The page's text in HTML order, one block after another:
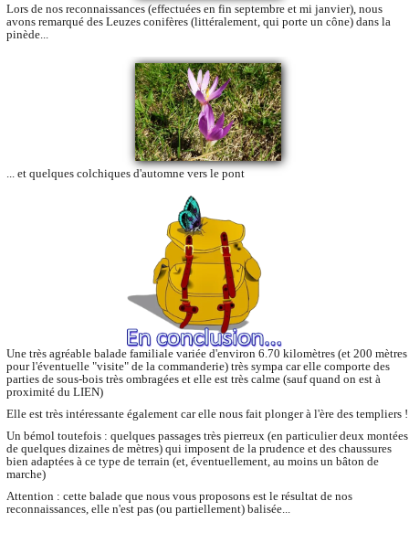
Lors de nos reconnaissances (effectuées en fin septembre et mi janvier), nous
avons remarqué des Leuzes conifères (littéralement, qui porte un cône) dans la
pinède...
... et quelques colchiques d'automne vers le pont
Une très agréable balade familiale variée d'environ 6.70 kilomètres (et 200 mètres
pour l'éventuelle "visite" de la commanderie) très sympa car elle comporte des
parties de sous-bois très ombragées et elle est très calme (sauf quand on est à
proximité du LIEN)
Elle est très intéressante également car elle nous fait plonger à l'ère des templiers !
Un bémol toutefois : quelques passages très pierreux (en particulier deux montées
de quelques dizaines de mètres) qui imposent de la prudence et des chaussures
bien adaptées à ce type de terrain (et, éventuellement, au moins un bâton de
marche)
Attention : cette balade que nous vous proposons est le résultat de nos
reconnaissances, elle n'est pas (ou partiellement) balisée...